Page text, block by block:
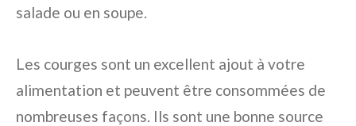
salade ou en soupe.
Les courges sont un excellent ajout à votre
alimentation et peuvent être consommées de
nombreuses façons. Ils sont une bonne source